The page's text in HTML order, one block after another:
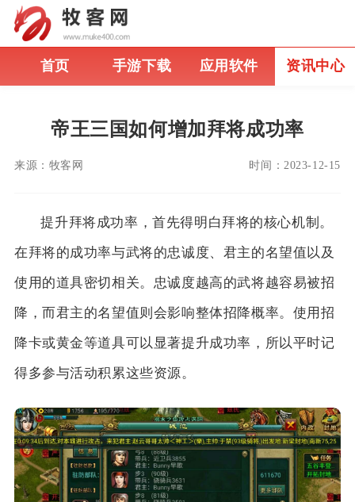
首页 手游下载 应用软件 资讯中心
帝王三国如何增加拜将成功率
来源： 牧客网 时间： 2023-12-15
提升拜将成功率，首先得明白拜将的核心机制。
在拜将的成功率与武将的忠诚度、君主的名望值以及
使用的道具密切相关。忠诚度越高的武将越容易被招
降，而君主的名望值则会影响整体招降概率。使用招
降卡或黄金等道具可以显著提升成功率，所以平时记
得多参与活动积累这些资源。